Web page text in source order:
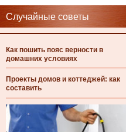
Случайные советы
Как пошить пояс верности в
домашних условиях
Проекты домов и коттеджей: как
составить